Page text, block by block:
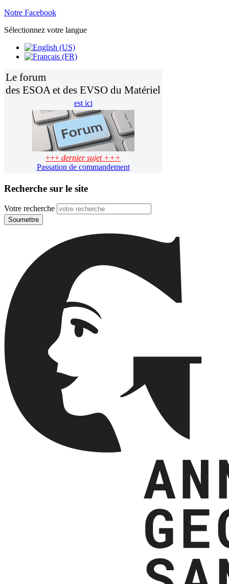
Notre Facebook
Sélectionnez votre langue
Le forum
des ESOA et des EVSO du Matériel
est ici
+++ dernier sujet +++
Passation de commandement
Recherche sur le site
Votre recherche
Soumettre